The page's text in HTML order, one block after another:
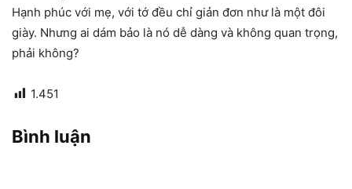
Hạnh phúc với mẹ, với tớ đều chỉ giản đơn như là một đôi
giày. Nhưng ai dám bảo là nó dễ dàng và không quan trọng,
phải không?
1.451
Bình luận